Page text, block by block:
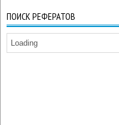
ПОИСК РЕФЕРАТОВ
Loading